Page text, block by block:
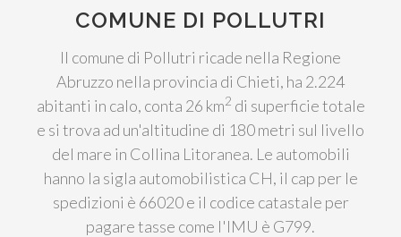
COMUNE DI POLLUTRI
Il comune di Pollutri ricade nella Regione
Abruzzo nella provincia di Chieti, ha 2.224
abitanti in calo, conta 26 km2 di superficie totale
e si trova ad un'altitudine di 180 metri sul livello
del mare in Collina Litoranea. Le automobili
hanno la sigla automobilistica CH, il cap per le
spedizioni è 66020 e il codice catastale per
pagare tasse come l'IMU è G799.